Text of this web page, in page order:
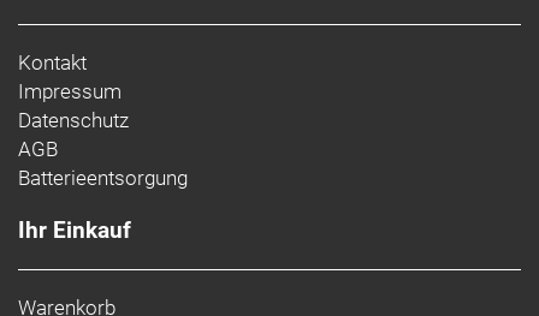
Kontakt
Impressum
Datenschutz
AGB
Batterieentsorgung
Ihr Einkauf
Warenkorb